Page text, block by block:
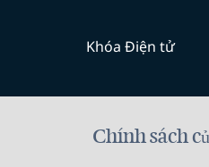
Khóa Điện tử
Chính sách